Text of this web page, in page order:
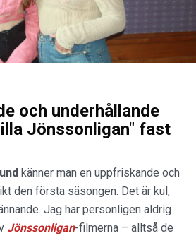
och underhållande
Jönssonligan" fast
känner man en uppfriskande och
den första säsongen. Det är kul,
Jag har personligen aldrig
Jönssonligan-filmerna – alltså de